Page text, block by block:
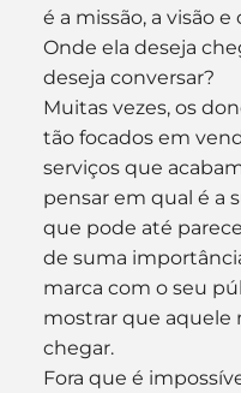
é a missão, a visão
Onde ela deseja
deseja conversar?
Muitas vezes, os
tão focados em
serviços que
pensar em qual é a
que pode até
de suma
marca com o seu
mostrar que aquele
chegar.
Fora que é